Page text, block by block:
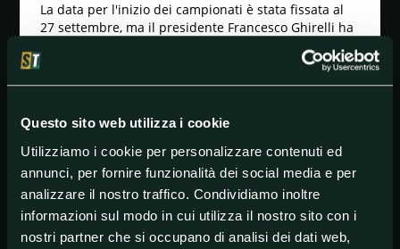
Questo sito web utilizza i cookie
Utilizziamo i cookie per personalizzare contenuti ed
annunci, per fornire funzionalità dei social media e per
analizzare il nostro traffico. Condividiamo inoltre
informazioni sul modo in cui utilizza il nostro sito con i
nostri partner che si occupano di analisi dei dati web,
La data per l'inizio dei campionati è stata fissata al
27 settembre, ma il presidente Francesco Ghirelli ha
lanciato un nuovo grido d'allarme: "Veniamo da mesi
di sofferenza, mi auguro che la nostra categoria non
sia costretta a compiere gesti pesanti. Siamo
ordinaria. Dobbiamo rafforzare la 'mission giovani' e
del Covid-19".